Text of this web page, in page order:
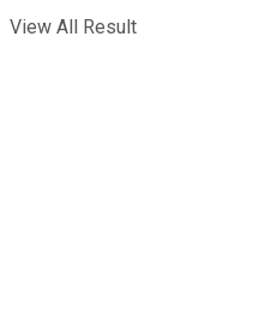
View All Result